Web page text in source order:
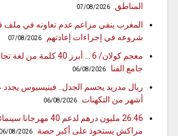
المناطق
07/08/2026
المغرب ينفي مزاعم عدم تعاونه في ملف
شروعه في إجراءات إعادتهم
07/08/2026
معجم كولان/ 6 … أبرز 40
جامع الفنا
06/08/2026
أشهر من التكهنات
06/08/2026
26.46 مليون درهم لدعم 40
مراكش يستحوذ على أكبر حصة
06/08/2026